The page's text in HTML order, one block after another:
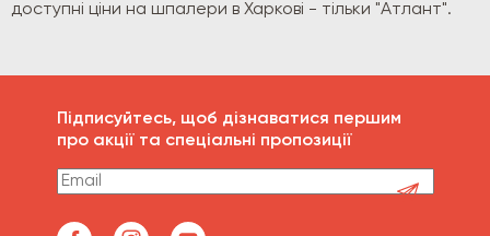
доступні ціни на шпалери в Харкові - тільки "Атлант".
Підписуйтесь, щоб дізнаватися першим
про акції та спеціальні пропозиції